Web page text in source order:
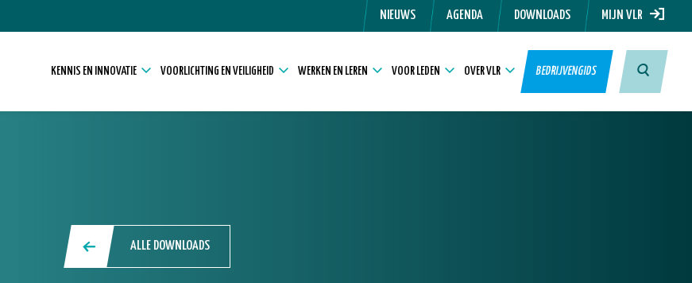
NIEUWS AGENDA DOWNLOADS MIJN VLR
KENNIS EN INNOVATIE VOORLICHTING EN VEILIGHEID WERKEN EN LEREN VOOR LEDEN OVER VLR BEDRIJVENGIDS
ALLE DOWNLOADS